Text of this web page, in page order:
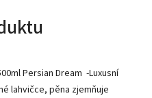
Persian Dream -Luxusní
lahvičce, pěna zjemňuje